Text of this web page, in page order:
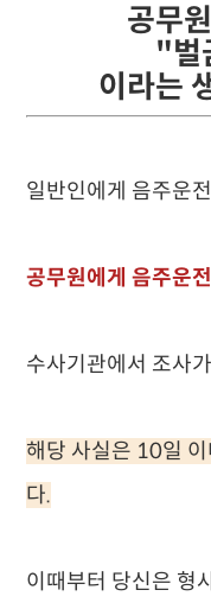
공무
"벌
이라는
일반인에게 음주운
공무원에게 음주운
수사기관에서 조사
해당 사실은 10일
다.
이때부터 당신은 형